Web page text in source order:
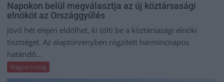
Napokon belül megválasztja az új köztársasági
elnököt az Országgyűlés
Jövő hét elején eldőlhet, ki tölti be a köztársasági elnöki
tisztséget. Az alaptörvényben rögzített harmincnapos
határidő...
Magyarország